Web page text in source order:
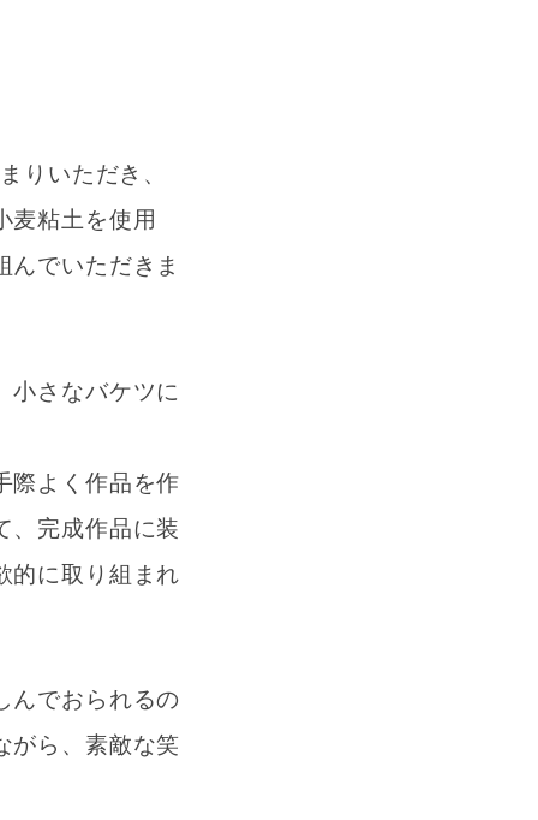
りいただき、
麦粘土を使用
でいただきま
小さなバケツに
際よく作品を作
、完成作品に装
的に取り組まれ
んでおられるの
がら、素敵な笑